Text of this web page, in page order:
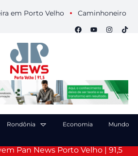
Porto Velho Caminhoneiro morre
Rondônia Economia Mundo
Pan News Porto Velho | 91,5